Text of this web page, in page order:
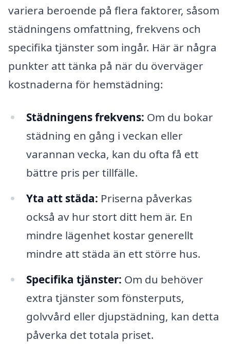
variera beroende på flera faktorer, såsom
städningens omfattning, frekvens och
specifika tjänster som ingår. Här är några
punkter att tänka på när du överväger
kostnaderna för hemstädning:
Städningens frekvens: Om du bokar
städning en gång i veckan eller
varannan vecka, kan du ofta få ett
bättre pris per tillfälle.
Yta att städa: Priserna påverkas
också av hur stort ditt hem är. En
mindre lägenhet kostar generellt
mindre att städa än ett större hus.
Specifika tjänster: Om du behöver
extra tjänster som fönsterputs,
golvvård eller djupstädning, kan detta
påverka det totala priset.